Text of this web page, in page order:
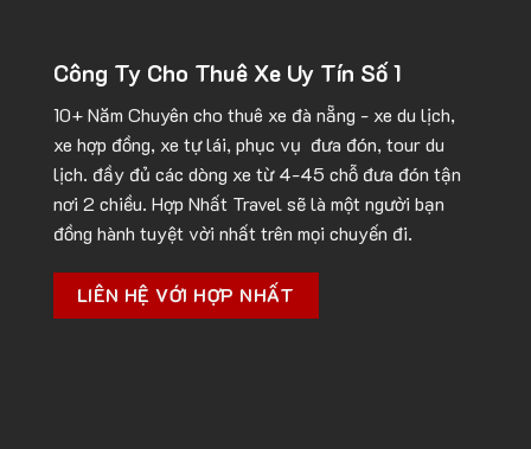
Công Ty Cho Thuê Xe Uy Tín Số 1
10+ Năm Chuyên cho thuê xe đà nẵng - xe du lịch,
xe hợp đồng, xe tự lái, phục vụ đưa đón, tour du
lịch. đầy đủ các dòng xe từ 4-45 chỗ đưa đón tận
nơi 2 chiều. Hợp Nhất Travel sẽ là một người bạn
đồng hành tuyệt vời nhất trên mọi chuyến đi.
LIÊN HỆ VỚI HỢP NHẤT